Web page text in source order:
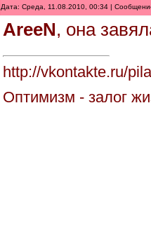
Дата: Среда, 11.08.2010, 00:34 |
AreeN, она
http://vkontakte.ru/
Оптимизм - залог